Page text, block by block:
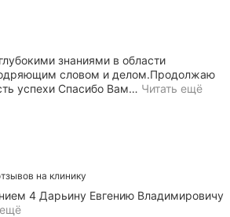
знаниями в области
словом и делом.Продолжаю
успехи Спасибо Вам… Читать ещё
на клинику
4 Дарьину Евгению Владимировичу
М